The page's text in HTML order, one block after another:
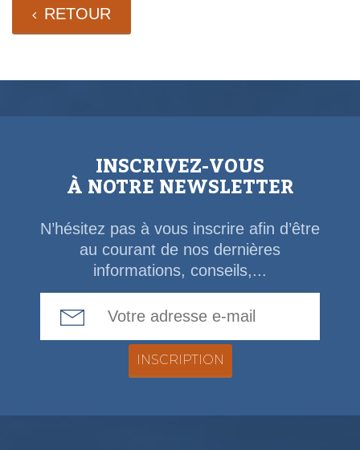
RETOUR
INSCRIVEZ-VOUS
À NOTRE NEWSLETTER
N’hésitez pas à vous inscrire afin d’être
au courant de nos dernières
informations, conseils,...